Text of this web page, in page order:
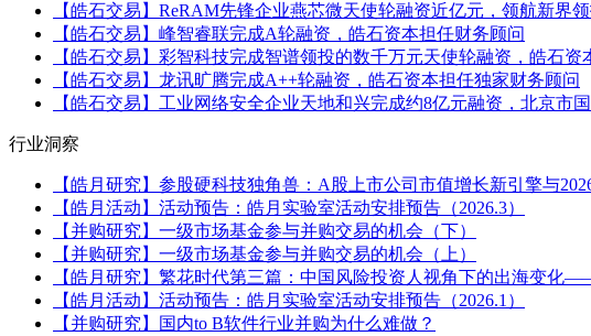
【皓石交易】ReRAM先锋企业燕芯微天使轮融资近亿元，领航新界
【皓石交易】峰智睿联完成A轮融资，皓石资本担任财务顾问
【皓石交易】彩智科技完成智谱领投的数千万元天使轮融资，皓石资
【皓石交易】龙讯旷腾完成A++轮融资，皓石资本担任独家财务顾问
【皓石交易】工业网络安全企业天地和兴完成约8亿元融资，北京市
行业洞察
【皓月研究】参股硬科技独角兽：A股上市公司市值增长新引擎与
【皓月活动】活动预告：皓月实验室活动安排预告（2026.3）
【并购研究】一级市场基金参与并购交易的机会（下）
【并购研究】一级市场基金参与并购交易的机会（上）
【皓月研究】繁花时代第三篇：中国风险投资人视角下的出海变化
【皓月活动】活动预告：皓月实验室活动安排预告（2026.1）
【并购研究】国内to B软件行业并购为什么难做？